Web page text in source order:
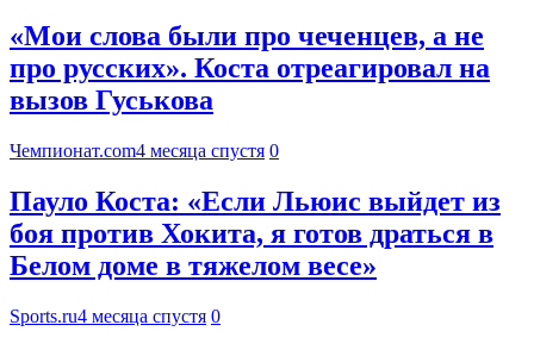
«Мои слова были про чеченцев, а не
про русских». Коста отреагировал на
вызов Гуськова
Чемпионат.com4 месяца спустя 0
Пауло Коста: «Если Льюис выйдет из
боя против Хокита, я готов драться в
Белом доме в тяжелом весе»
Sports.ru4 месяца спустя 0